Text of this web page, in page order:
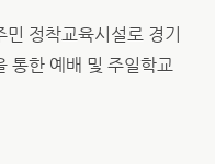
정착교육시설로 경기
통한 예배 및 주일학교